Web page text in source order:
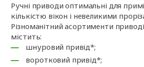
Ручні приводи оптимальні для
кількістю вікон і невеликими
Різноманітний асортименти
містить:
шнуровий привід*;
воротковий привід*;